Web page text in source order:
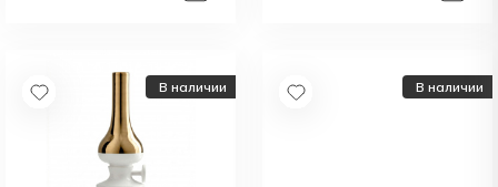
В наличии В наличии